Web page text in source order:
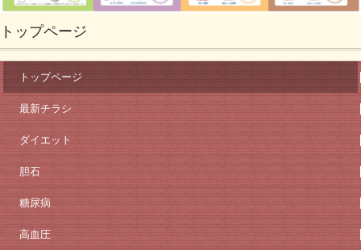
トップページ
トップページ
最新チラシ
ダイエット
胆石
糖尿病
高血圧